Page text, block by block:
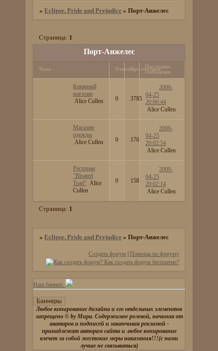
»Eclipse. Pride and Prejudice »Порт-Анжелес
Порт-Анжелес
Страница: 1
Тема ОтветовПросмотров
Последнее
сообщение
Книжный
магазин
Alice Cullen
0 3785
2009-
04-25
20:06:44
Alice Cullen
Магазин
одежды
Alice Cullen
0 176
2009-
04-25
20:02:54
Alice Cullen
Ресторан
"Bloated
Toad" Alice
Cullen
0 158
2009-
04-25
20:02:14
Alice Cullen
Страница: 1
»Eclipse. Pride and Prejudice »Порт-Анжелес
Создать форум | Помощь по форуму
Наш баннер:
Любое копирование дизайна и его отдельных элементов
запрещено © by Мира. Содержимое ролевой, начиная от
аватаров и подписей и заканчивая рекламой -
принадлежат авторам сайта и любое копирование
влечет за собой жестокие меры наказания!!!(с нами
лучше не связываться)